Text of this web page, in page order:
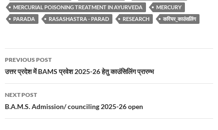
MERCURIAL POISONING TREATMENT IN AYURVEDA
MERCURY
PARADA
RASASHASTRA - PARAD RESEARCH करियर_काउंसलिंग
Post
navigation
PREVIOUS POST
उत्तर प्रदेश में BAMS प्रवेश 2025-26 हेतु काउंसिलिंग प्रारम्भ
NEXT POST
B.A.M.S. Admission/ counciling 2025-26 open